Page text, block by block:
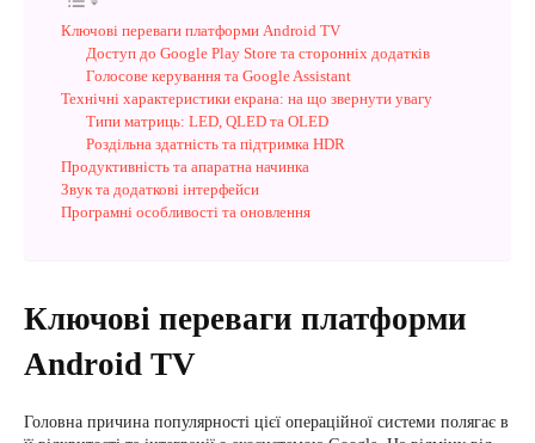
Ключові переваги платформи Android TV
Доступ до Google Play Store та сторонніх додатків
Голосове керування та Google Assistant
Технічні характеристики екрана: на що звернути увагу
Типи матриць: LED, QLED та OLED
Роздільна здатність та підтримка HDR
Продуктивність та апаратна начинка
Звук та додаткові інтерфейси
Програмні особливості та оновлення
Ключові переваги платформи
Android TV
Головна причина популярності цієї операційної системи полягає в